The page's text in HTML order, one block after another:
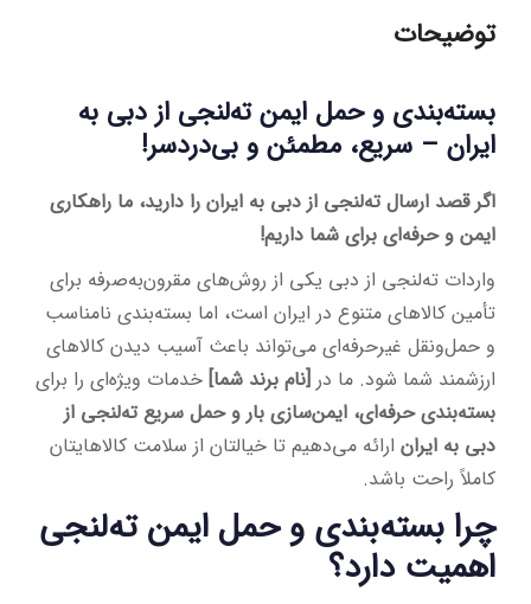
توضیحات
بسته‌بندی و حمل ایمن ته‌لنجی از دبی به
ایران – سریع، مطمئن و بی‌دردسر!
اگر قصد ارسال ته‌لنجی از دبی به ایران را دارید، ما راهکاری
ایمن و حرفه‌ای برای شما داریم!
واردات ته‌لنجی از دبی یکی از روش‌های مقرون‌به‌صرفه برای
تأمین کالاهای متنوع در ایران است، اما بسته‌بندی نامناسب
و حمل‌ونقل غیرحرفه‌ای می‌تواند باعث آسیب دیدن کالاهای
ارزشمند شما شود. ما در [نام برند شما] خدمات ویژه‌ای را برای
بسته‌بندی حرفه‌ای، ایمن‌سازی بار و حمل سریع ته‌لنجی از
دبی به ایران ارائه می‌دهیم تا خیالتان از سلامت کالاهایتان
کاملاً راحت باشد.
چرا بسته‌بندی و حمل ایمن ته‌لنجی
اهمیت دارد؟